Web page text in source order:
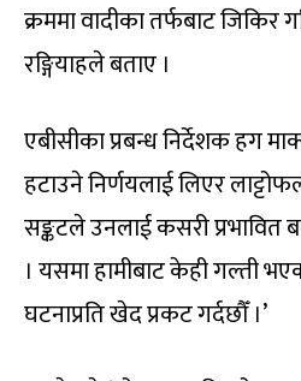
क्रममा वादीका तर्फबाट जिकिर
रङ्गियाहले बताए ।
एबीसीका प्रबन्ध निर्देशक हग
हटाउने निर्णयलाई लिएर
सङ्कटले उनलाई कसरी प्रभावित
। यसमा हामीबाट केही गल्ती
घटनाप्रति खेद प्रकट गर्दछौँ ।’